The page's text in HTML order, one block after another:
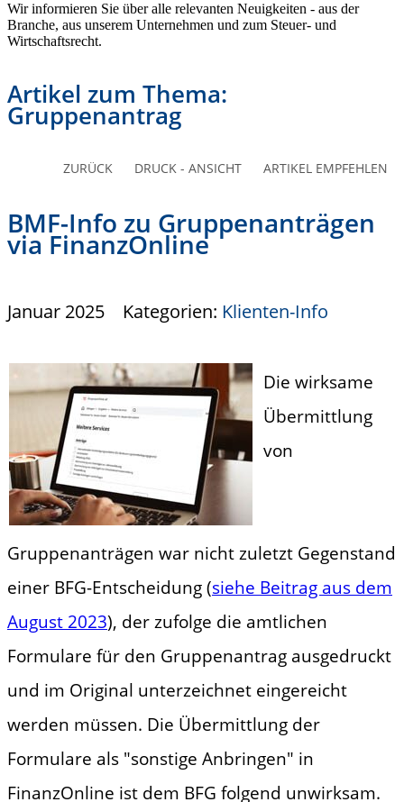
Wir informieren Sie über alle relevanten Neuigkeiten - aus der
Branche, aus unserem Unternehmen und zum Steuer- und
Wirtschaftsrecht.
Artikel zum Thema:
Gruppenantrag
ZURÜCK DRUCK - ANSICHT ARTIKEL EMPFEHLEN
BMF-Info zu Gruppenanträgen
via FinanzOnline
Januar 2025 Kategorien: Klienten-Info
Die wirksame
Übermittlung
von
Gruppenanträgen war nicht zuletzt Gegenstand
einer BFG-Entscheidung (siehe Beitrag aus dem
August 2023), der zufolge die amtlichen
Formulare für den Gruppenantrag ausgedruckt
und im Original unterzeichnet eingereicht
werden müssen. Die Übermittlung der
Formulare als "sonstige Anbringen" in
FinanzOnline ist dem BFG folgend unwirksam.